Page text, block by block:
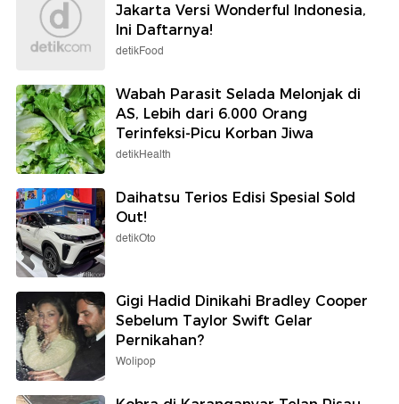
Jakarta Versi Wonderful Indonesia,
Ini Daftarnya!
detikFood
Wabah Parasit Selada Melonjak di
AS, Lebih dari 6.000 Orang
Terinfeksi-Picu Korban Jiwa
detikHealth
Daihatsu Terios Edisi Spesial Sold
Out!
detikOto
Gigi Hadid Dinikahi Bradley Cooper
Sebelum Taylor Swift Gelar
Pernikahan?
Wolipop